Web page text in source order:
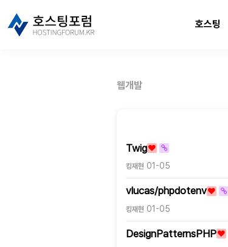
호스팅
웹개발
Twig
킹재현 01-05
vlucas/phpdotenv
킹재현 01-05
DesignPatternsPHP